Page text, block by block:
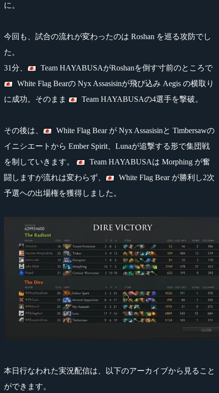
に。
今回も、試合の流れが変わったのは Roshan を巡る攻防でし
た。
31分、
Team HAYABUSAがRoshanを倒す寸前のところで
White Flag Bearの Nyx Assasisinが飛び込み Aegis の横取り
に成功。そのまま
Team HAYABUSAの4選手を撃破。
その後は、
White Flag Bear が Nyx Assasisinと Timbersawの
イニシエートから Ember Spirit、Lunaが追撃する形で集団戦
を制していきます。
Team HAYABUSAは Morphing が奮
闘しますが流れは変わらず、
White Flag Bear が勝利し2次
予選ヘの出場権を獲得しました。
本日行なわれた実況配信は、以下のアーカイブから見ること
ができます。